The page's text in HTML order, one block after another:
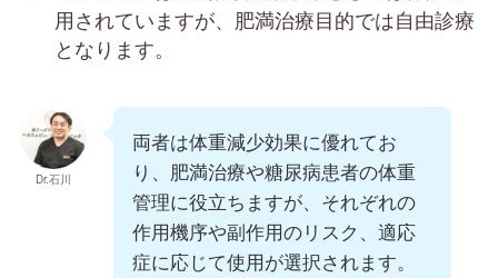
用されていますが、肥満治療目的では自由診療
となります。
Dr.石川
両者は体重減少効果に優れてお
り、肥満治療や糖尿病患者の体重
管理に役立ちますが、それぞれの
作用機序や副作用のリスク、適応
症に応じて使用が選択されます。